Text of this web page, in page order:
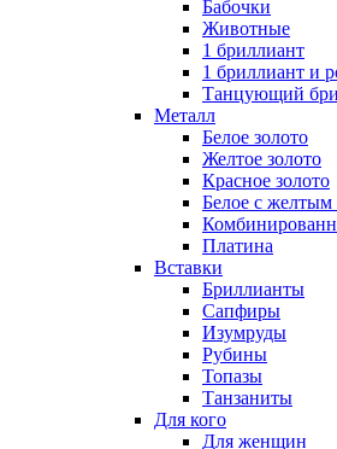
Бабочки
Животные
1 бриллиант
1 бриллиант и
Танцующий
Металл
Белое золото
Желтое золото
Красное золото
Белое с желтым
Платина
Вставки
Бриллианты
Сапфиры
Изумруды
Рубины
Топазы
Танзаниты
Для кого
Для женщин